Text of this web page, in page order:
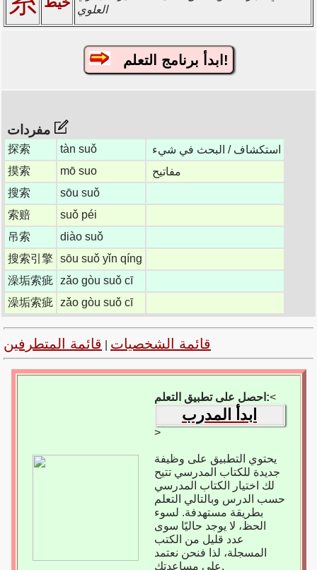
العلوي
ابدأ برنامج التعلم!
探索 tàn suǒ
استكشاف / البحث في شيء
摸索
mō suo
مفاتيح
搜索
sōu suǒ
索赔
suǒ péi
吊索
diào suǒ
搜索引擎
sōu suǒ yǐn qíng
澡垢索疵 zǎo gòu suǒ cī
澡垢索疵 zǎo gòu suǒ cī
قائمة الشخصيات قائمة المتطرفين
احصل على تطبيق التعلم:<
ابدأ المدرب
>
يحتوي التطبيق على وظيفة
جديدة للكتاب المدرسي تتيح
لك اختيار الكتاب المدرسي
حسب الدرس وبالتالي التعلم
بطريقة مستهدفة. لسوء
الحظ، لا يوجد حاليًا سوى
عدد قليل من الكتب
المسجلة، لذا فنحن نعتمد
على مساعدتك.